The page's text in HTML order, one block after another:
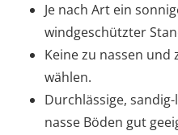
Je nach Art ein
windgeschützter
Keine zu nassen
wählen.
Durchlässige,
nasse Böden gut